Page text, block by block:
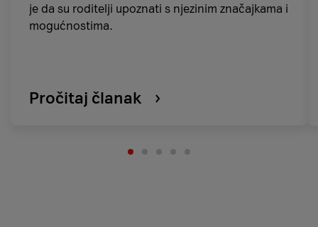
je da su roditelji upoznati s njezinim značajkama i
mogućnostima.
Pročitaj članak